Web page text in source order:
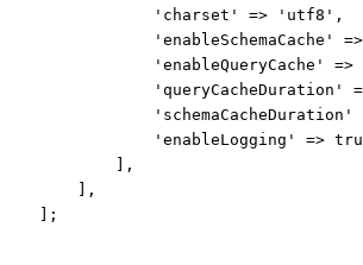
                'charset' => 'utf8',
'enableSchemaCache'
'enableQueryCache' =>
'queryCacheDuration'
'schemaCacheDuration'
'enableLogging' =>
            ],
        ],
    ];